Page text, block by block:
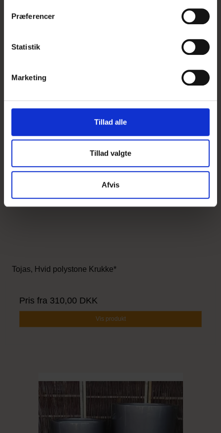
Præferencer
Statistik
Marketing
Tillad alle
Tillad valgte
Afvis
Tojas, Hvid polystone Krukke*
Pris fra 310,00 DKK
Vis produkt